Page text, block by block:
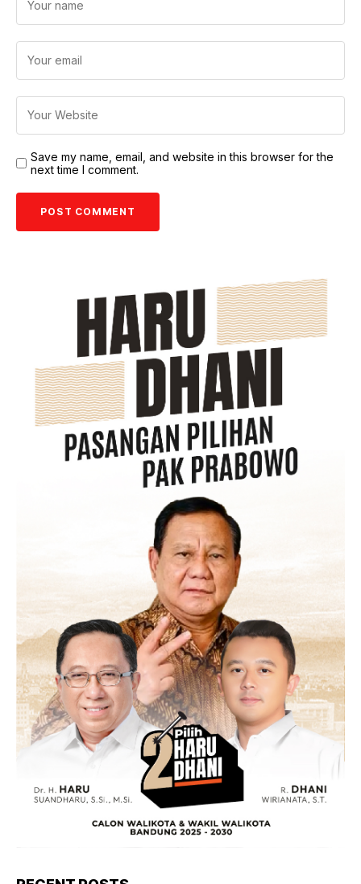
Save my name, email, and website in this browser for the
next time I comment.